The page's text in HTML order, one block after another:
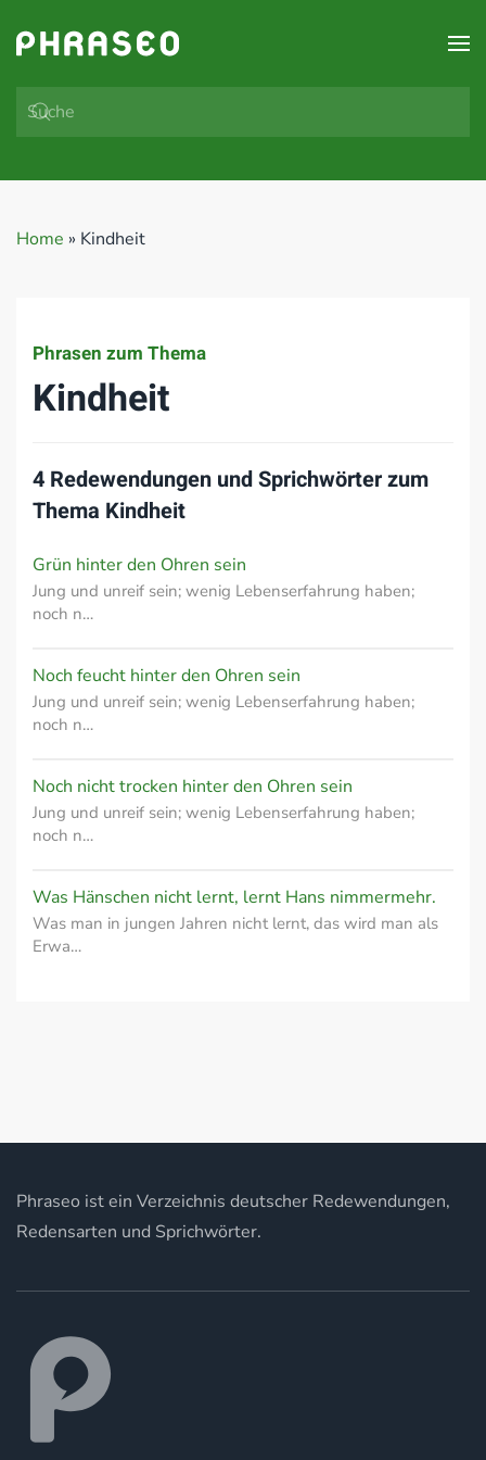
Zum Hauptinhalt springen
Home » Kindheit
Phrasen zum Thema
Kindheit
4 Redewendungen und Sprichwörter zum
Thema Kindheit
Grün hinter den Ohren sein
Jung und unreif sein; wenig Lebenserfahrung haben;
noch n…
Noch feucht hinter den Ohren sein
Jung und unreif sein; wenig Lebenserfahrung haben;
noch n…
Noch nicht trocken hinter den Ohren sein
Jung und unreif sein; wenig Lebenserfahrung haben;
noch n…
Was Hänschen nicht lernt, lernt Hans nimmermehr.
Was man in jungen Jahren nicht lernt, das wird man als
Erwa…
Phraseo ist ein Verzeichnis deutscher Redewendungen,
Redensarten und Sprichwörter.